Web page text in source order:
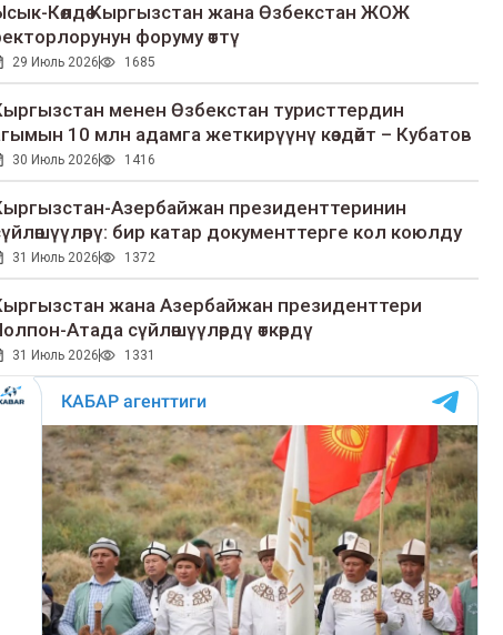
Көлдө Кыргызстан жана Өзбекстан ЖОЖ
форуму өттү
29 Июль 2026 1685
менен Өзбекстан туристтердин
10 млн адамга жеткирүүнү көздөйт – Кубатов
30 Июль 2026 1416
Азербайжан президенттеринин
бир катар документтерге кол коюлду
31 Июль 2026 1372
жана Азербайжан президенттери
Атада сүйлөшүүлөрдү өткөрдү
31 Июль 2026 1331